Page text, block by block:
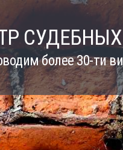
более 30-ти